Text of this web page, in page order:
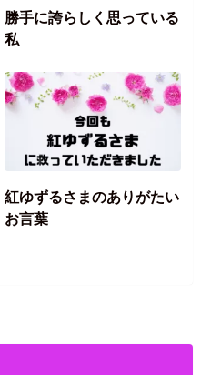
勝手に誇らしく思っている
私
紅ゆずるさまのありがたい
お言葉